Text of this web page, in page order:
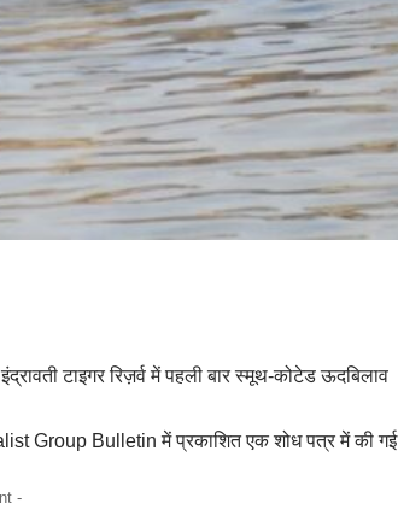
टाइगर रिज़र्व में पहली बार स्मूथ-कोटेड ऊदबिलाव
Group Bulletin में प्रकाशित एक शोध पत्र में की गई
-